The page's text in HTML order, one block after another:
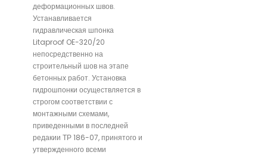
деформационных швов.
Устанавливается
гидравлическая шпонка
Litaproof OE-320/20
непосредственно на
строительный шов на этапе
бетонных работ. Установка
гидрошпонки осуществляется в
строгом соответствии с
монтажными схемами,
приведенными в последней
редакии ТР 186-07, принятого и
утвержденного всеми